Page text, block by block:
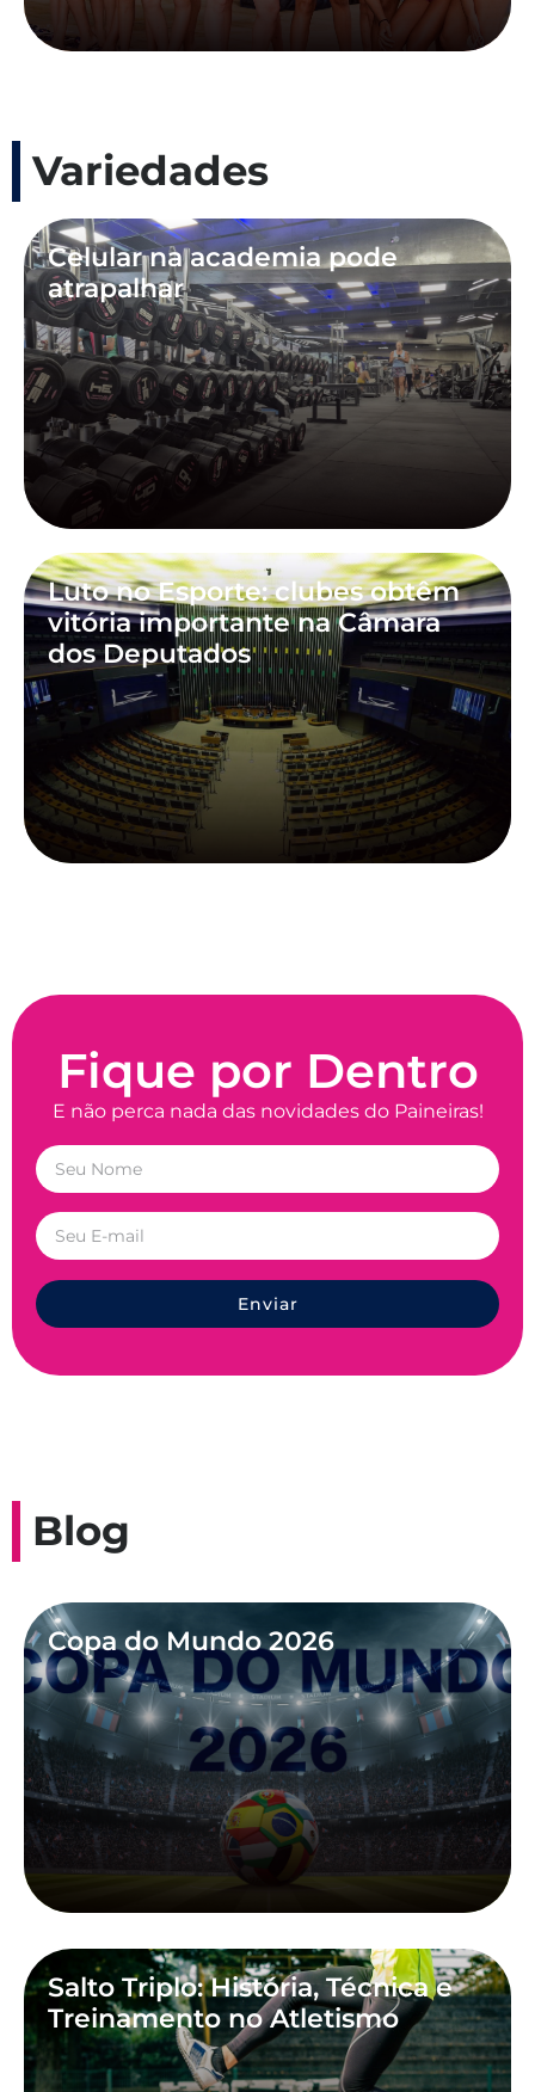
Variedades
Celular na academia pode
atrapalhar
Luto no Esporte: clubes obtêm
vitória importante na Câmara
dos Deputados
Fique por Dentro
E não perca nada das novidades do Paineiras!
Enviar
Blog
Copa do Mundo 2026
Salto Triplo: História, Técnica e
Treinamento no Atletismo